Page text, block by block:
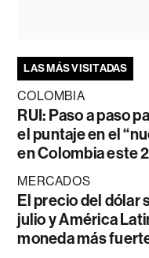
LAS MÁS VISITADAS
COLOMBIA
RUI: Paso a paso
el puntaje en el
en Colombia este
MERCADOS
El precio del dólar
julio y América
moneda más